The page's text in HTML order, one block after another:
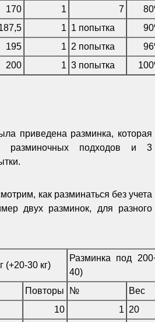
170 1 7
1 1 попытка
195 1 2 попытка
200 1 3 попытка
приведена разминка, которая
подходов и 3
как разминаться без учета
двух разминок, для разного
(+20-30 кг)
Разминка под
40)
Повторы №
Вес
10 1 20